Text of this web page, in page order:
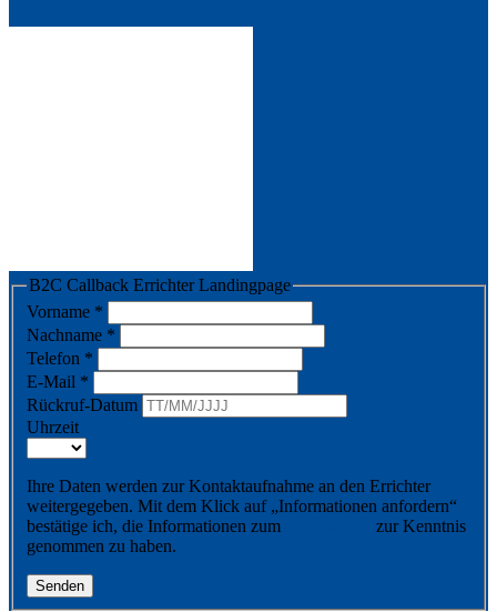
B2C Callback Errichter Landingpage
Vorname *
Nachname *
Telefon *
E-Mail *
Rückruf-Datum
Uhrzeit
Ihre Daten werden zur Kontaktaufnahme an den Errichter
weitergegeben. Mit dem Klick auf „Informationen anfordern“
bestätige ich, die Informationen zum
zur Kenntnis
genommen zu haben.
Senden